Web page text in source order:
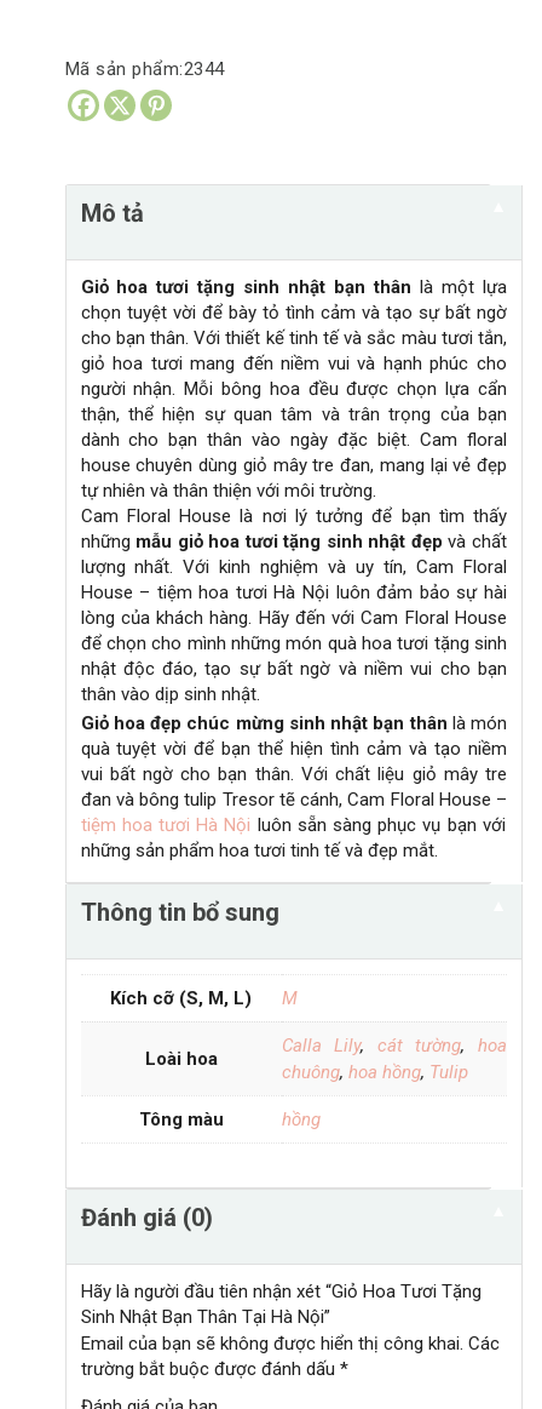
Nhật
Thân
Tại
Nội
số
lượng
t
e
:
Mã sản phẩm:2344
Mô tả
Giỏ hoa tươi tặng sinh nhật bạn thân là một lựa
chọn tuyệt vời để bày tỏ tình cảm và tạo sự bất ngờ
cho bạn thân. Với thiết kế tinh tế và sắc màu tươi tắn,
giỏ hoa tươi mang đến niềm vui và hạnh phúc cho
người nhận. Mỗi bông hoa đều được chọn lựa cẩn
thận, thể hiện sự quan tâm và trân trọng của bạn
dành cho bạn thân vào ngày đặc biệt. Cam floral
house chuyên dùng giỏ mây tre đan, mang lại vẻ đẹp
tự nhiên và thân thiện với môi trường.
Cam Floral House là nơi lý tưởng để bạn tìm thấy
những mẫu giỏ hoa tươi tặng sinh nhật đẹp và chất
lượng nhất. Với kinh nghiệm và uy tín, Cam Floral
House – tiệm hoa tươi Hà Nội luôn đảm bảo sự hài
lòng của khách hàng. Hãy đến với Cam Floral House
để chọn cho mình những món quà hoa tươi tặng sinh
nhật độc đáo, tạo sự bất ngờ và niềm vui cho bạn
thân vào dịp sinh nhật.
Giỏ hoa đẹp chúc mừng sinh nhật bạn thân là món
quà tuyệt vời để bạn thể hiện tình cảm và tạo niềm
vui bất ngờ cho bạn thân. Với chất liệu giỏ mây tre
đan và bông tulip Tresor tẽ cánh, Cam Floral House –
tiệm hoa tươi Hà Nội luôn sẵn sàng phục vụ bạn với
những sản phẩm hoa tươi tinh tế và đẹp mắt.
Thông tin bổ sung
Kích cỡ (S, M, L) M
Loài hoa
Calla Lily, cát tường, hoa
chuông, hoa hồng, Tulip
Tông màu hồng
Đánh giá (0)
Hãy là người đầu tiên nhận xét “Giỏ Hoa Tươi Tặng
Sinh Nhật Bạn Thân Tại Hà Nội”
Email của bạn sẽ không được hiển thị công khai. Các
trường bắt buộc được đánh dấu *